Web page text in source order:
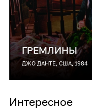
ГРЕМЛИНЫ
ДЖО ДАНТЕ, США, 1984
Интересное